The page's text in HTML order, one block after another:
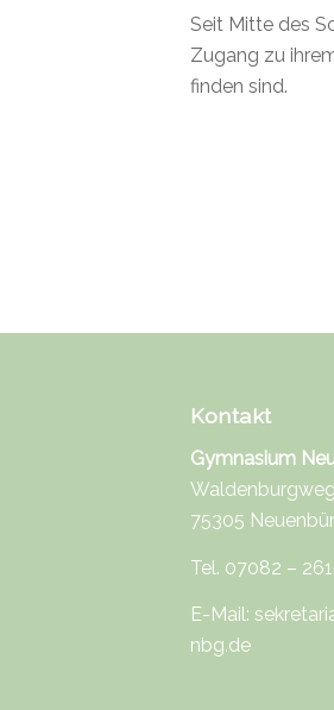
Seit Mitte des
Zugang zu
finden sind.
Kontakt
Gymnasium
75305
Tel. 07082 –
E-Mail:
nbg.de